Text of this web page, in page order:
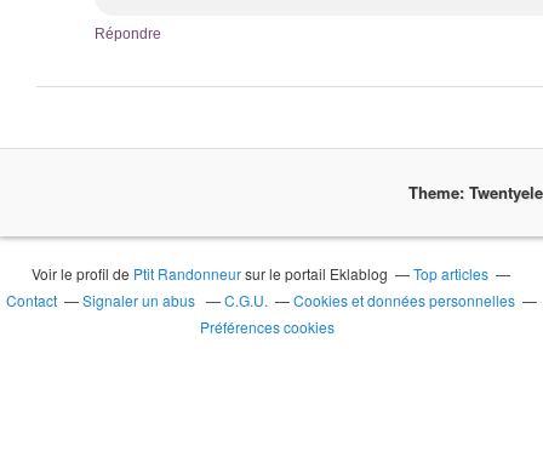
Répondre
Theme:
Voir le profil de Ptit Randonneursur le portail Eklablog
Top articles
Contact
Signaler un abus C.G.U.
Cookies et données personnelles
Préférences cookies